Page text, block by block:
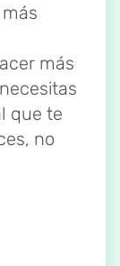
más
que te
no